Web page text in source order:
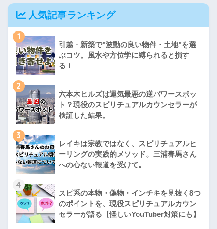
人気記事ランキング
1
引越・新築で"波動の良い物件・土地"を選
ぶコツ。風水や方位学に縛られると損す
る！
2
六本木ヒルズは運気最悪の逆パワースポッ
ト？現役のスピリチュアルカウンセラーが
検証した結果。
3
レイキは宗教ではなく、スピリチュアルヒ
ーリングの実践的メソッド。三浦春馬さん
への心ない報道を受けて。
4
スピ系の本物・偽物・インチキを見抜く8つ
のポイントを、現役スピリチュアルカウン
セラーが語る【怪しいYouTuber対策にも】